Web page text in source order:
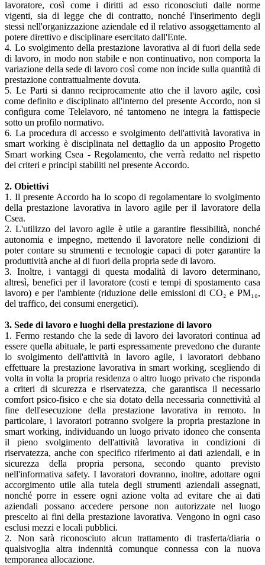
lavoratore, così come i diritti ad esso riconosciuti dalle norme
vigenti, sia di legge che di contratto, nonché l'inserimento degli
stessi nell'organizzazione aziendale ed il relativo assoggettamento al
potere direttivo e disciplinare esercitato dall'Ente.
4. Lo svolgimento della prestazione lavorativa al di fuori della sede
di lavoro, in modo non stabile e non continuativo, non comporta la
variazione della sede di lavoro così come non incide sulla quantità di
prestazione contrattualmente dovuta.
5. Le Parti si danno reciprocamente atto che il lavoro agile, così
come definito e disciplinato all'interno del presente Accordo, non si
configura come Telelavoro, né tantomeno ne integra la fattispecie
sotto un profilo normativo.
6. La procedura di accesso e svolgimento dell'attività lavorativa in
smart working è disciplinata nel dettaglio da un apposito Progetto
Smart working Csea - Regolamento, che verrà redatto nel rispetto
dei criteri e principi stabiliti nel presente Accordo.
2. Obiettivi
1. Il presente Accordo ha lo scopo di regolamentare lo svolgimento
della prestazione lavorativa in lavoro agile per il lavoratore della
Csea.
2. L'utilizzo del lavoro agile è utile a garantire flessibilità, nonché
autonomia e impegno, mettendo il lavoratore nelle condizioni di
poter contare su strumenti e tecnologie capaci di poter garantire la
produttività anche al di fuori della propria sede di lavoro.
3. Inoltre, i vantaggi di questa modalità di lavoro determinano,
altresì, benefici per il lavoratore (costi e tempi di spostamento casa
lavoro) e per l'ambiente (riduzione delle emissioni di CO₂ e PM₁₀,
del traffico, dei consumi energetici).
3. Sede di lavoro e luoghi della prestazione di lavoro
1. Fermo restando che la sede di lavoro dei lavoratori continua ad
essere quella abituale, le parti espressamente prevedono che durante
lo svolgimento dell'attività in lavoro agile, i lavoratori debbano
effettuare la prestazione lavorativa in smart working, scegliendo di
volta in volta la propria residenza o altro luogo privato che risponda
a criteri di sicurezza e riservatezza, che garantisca il necessario
comfort psico-fisico e che sia dotato della necessaria connettività al
fine dell'esecuzione della prestazione lavorativa in remoto. In
particolare, i lavoratori potranno svolgere la propria prestazione in
smart working, individuando un luogo privato idoneo che consenta
il pieno svolgimento dell'attività lavorativa in condizioni di
riservatezza, anche con specifico riferimento ai dati aziendali, e in
sicurezza della propria persona, secondo quanto previsto
nell'informativa safety. I lavoratori dovranno, inoltre, adottare ogni
accorgimento utile alla tutela degli strumenti aziendali assegnati,
nonché porre in essere ogni azione volta ad evitare che ai dati
aziendali possano accedere persone non autorizzate nel luogo
prescelto ai fini della prestazione lavorativa. Vengono in ogni caso
esclusi mezzi e locali pubblici.
2. Non sarà riconosciuto alcun trattamento di trasferta/diaria o
qualsivoglia altra indennità comunque connessa con la nuova
temporanea allocazione.